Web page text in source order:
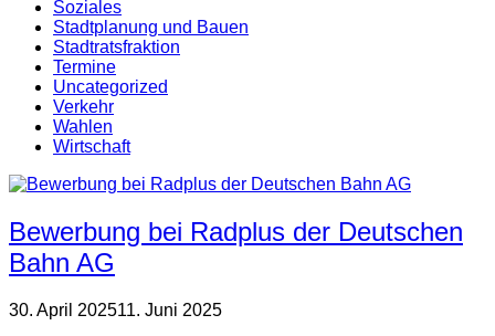
Soziales
Stadtplanung und Bauen
Stadtratsfraktion
Termine
Uncategorized
Verkehr
Wahlen
Wirtschaft
Bewerbung bei Radplus der Deutschen
Bahn AG
30. April 202511. Juni 2025